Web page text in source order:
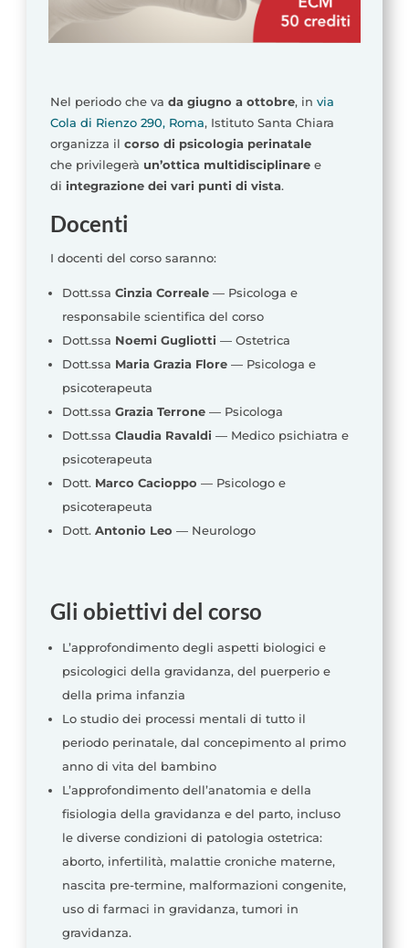
Nel periodo che va da giugno a ottobre, in via
Cola di Rienzo 290, Roma, Istituto Santa Chiara
organizza il corso di psicologia perinatale
che privilegerà un’ottica multidisciplinare e
di integrazione dei vari punti di vista.
Docenti
I docenti del corso saranno:
Dott.ssa Cinzia Correale— Psicologa e
responsabile scientifica del corso
Dott.ssa Noemi Gugliotti — Ostetrica
Dott.ssa Maria Grazia Flore— Psicologa e
psicoterapeuta
Dott.ssa Grazia Terrone — Psicologa
Dott.ssa Claudia Ravaldi — Medico psichiatra e
psicoterapeuta
Dott. Marco Cacioppo — Psicologo e
psicoterapeuta
Dott. Antonio Leo — Neurologo
Gli obiettivi del corso
L’approfondimento degli aspetti biologici e
psicologici della gravidanza, del puerperio e
della prima infanzia
Lo studio dei processi mentali di tutto il
periodo perinatale, dal concepimento al primo
anno di vita del bambino
L’approfondimento dell’anatomia e della
fisiologia della gravidanza e del parto, incluso
le diverse condizioni di patologia ostetrica:
aborto, infertilità, malattie croniche materne,
nascita pre-termine, malformazioni congenite,
uso di farmaci in gravidanza, tumori in
gravidanza.